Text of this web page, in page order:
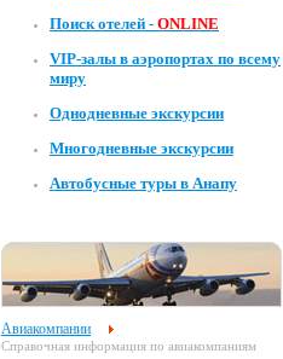
Поиск отелей - ONLINE
VIP-залы в аэропортах по всему
миру
Однодневные экскурсии
Многодневные экскурсии
Автобусные туры в Анапу
Авиакомпании
Справочная информация по авиакомпаниям